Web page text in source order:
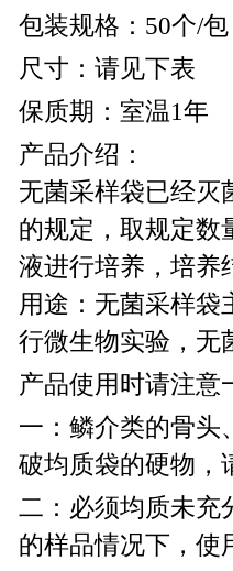
包装规格：50个/
尺寸：请见下表
保质期：室温1年
产品介绍：
无菌采样袋已经灭
的规定，取规定数
液进行培养，培养
用途：无菌采样袋
行微生物实验，无
产品使用时请注意
一：鳞介类的骨头
破均质袋的硬物，
二：必须均质未充
的样品情况下，使